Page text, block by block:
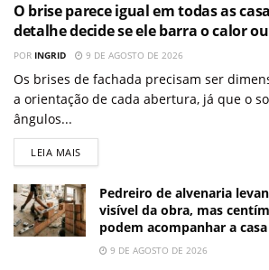
O brise parece igual em todas as
detalhe decide se ele barra o calor
POR INGRID 9 DE AGOSTO DE 2026
Os brises de fachada precisam ser
a orientação de cada abertura, já que o
ângulos...
LEIA MAIS
Pedreiro de alvenaria
visível da obra, mas
podem acompanhar a
9 DE AGOSTO DE 2026